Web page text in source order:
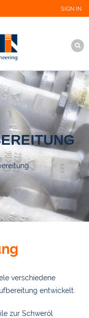
SIGN IN
verschiedene
entwickelt.
zur Schweröl